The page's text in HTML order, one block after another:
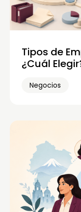
Tipos de
¿Cuál
Negocios